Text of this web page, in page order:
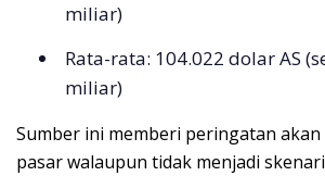
miliar)
Rata-rata: 104.022 dolar AS
miliar)
Sumber ini memberi peringatan
pasar walaupun tidak menjadi